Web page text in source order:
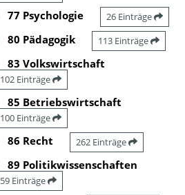
77 Psychologie 26 Einträge
80 Pädagogik 113 Einträge
83 Volkswirtschaft
102 Einträge
85 Betriebswirtschaft
100 Einträge
86 Recht 262 Einträge
89 Politikwissenschaften
59 Einträge